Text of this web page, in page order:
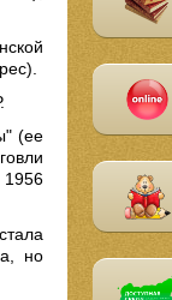
(ее
1956
но